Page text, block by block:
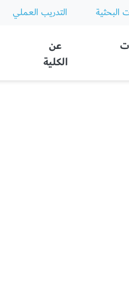
البحثية التدريب العملي
عن
الكلية